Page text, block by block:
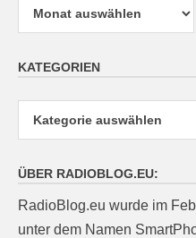
KATEGORIEN
ÜBER RADIOBLOG.EU:
RadioBlog.eu wurde im
unter dem Namen